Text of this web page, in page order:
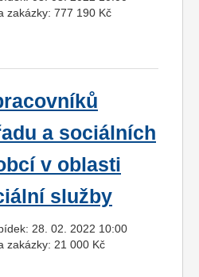
zakázky: 777 190 Kč
a sociálních
v oblasti
služby
28. 02. 2022 10:00
zakázky: 21 000 Kč